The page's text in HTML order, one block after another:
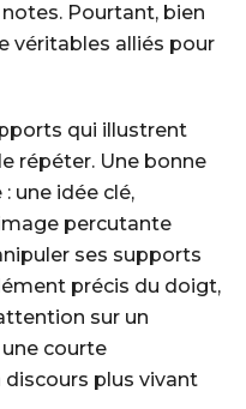
Pourtant, bien
véritables alliés pour
qui illustrent
répéter. Une bonne
une idée clé,
percutante
ses supports
précis du doigt,
sur un
courte
plus vivant